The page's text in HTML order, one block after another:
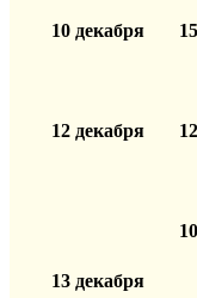
10 декабря
12 декабря
13 декабря